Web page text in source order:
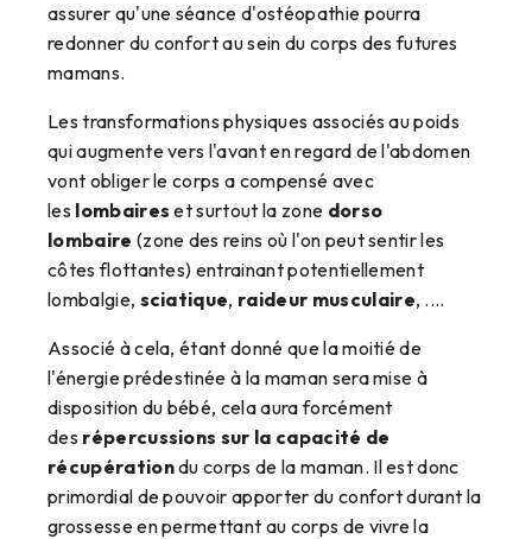
assurer qu'une séance d'ostéopathie pourra
redonner du confort au sein du corps des futures
mamans.
Les transformations physiques associés au poids
qui augmente vers l'avant en regard de l'abdomen
vont obliger le corps a compensé avec
les lombaires et surtout la zone dorso
lombaire (zone des reins où l'on peut sentir les
côtes flottantes) entrainant potentiellement
lombalgie, sciatique, raideur musculaire, ....
Associé à cela, étant donné que la moitié de
l'énergie prédestinée à la maman sera mise à
disposition du bébé, cela aura forcément
des répercussions sur la capacité de
récupérationdu corps de la maman. Il est donc
primordial de pouvoir apporter du confort durant la
grossesse en permettant au corps de vivre la